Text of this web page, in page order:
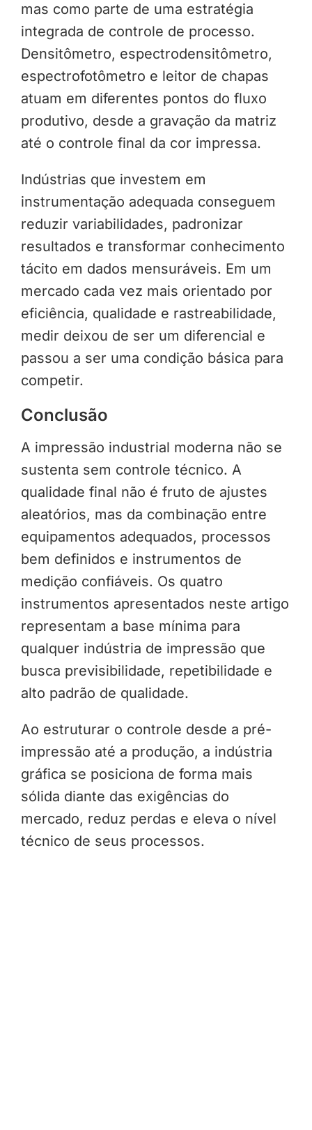
mas como parte de uma estratégia
integrada de controle de processo.
Densitômetro, espectrodensitômetro,
espectrofotômetro e leitor de chapas
atuam em diferentes pontos do fluxo
produtivo, desde a gravação da matriz
até o controle final da cor impressa.
Indústrias que investem em
instrumentação adequada conseguem
reduzir variabilidades, padronizar
resultados e transformar conhecimento
tácito em dados mensuráveis. Em um
mercado cada vez mais orientado por
eficiência, qualidade e rastreabilidade,
medir deixou de ser um diferencial e
passou a ser uma condição básica para
competir.
Conclusão
A impressão industrial moderna não se
sustenta sem controle técnico. A
qualidade final não é fruto de ajustes
aleatórios, mas da combinação entre
equipamentos adequados, processos
bem definidos e instrumentos de
medição confiáveis. Os quatro
instrumentos apresentados neste artigo
representam a base mínima para
qualquer indústria de impressão que
busca previsibilidade, repetibilidade e
alto padrão de qualidade.
Ao estruturar o controle desde a pré-
impressão até a produção, a indústria
gráfica se posiciona de forma mais
sólida diante das exigências do
mercado, reduz perdas e eleva o nível
técnico de seus processos.